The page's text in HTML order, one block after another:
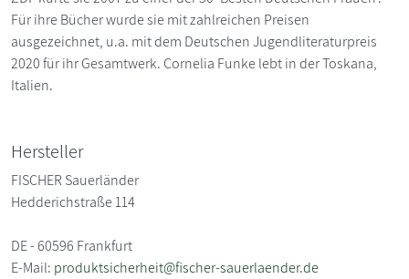
Für ihre Bücher wurde sie mit zahlreichen Preisen
ausgezeichnet, u.a. mit dem Deutschen Jugendliteraturpreis
2020 für ihr Gesamtwerk. Cornelia Funke lebt in der Toskana,
Italien.
Hersteller
FISCHER Sauerländer
Hedderichstraße 114
DE - 60596 Frankfurt
E-Mail: produktsicherheit@fischer-sauerlaender.de